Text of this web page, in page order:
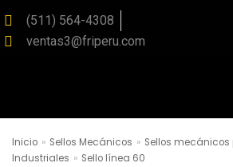
Saltar
(511) 564-4308
ventas3@friperu.com
Inicio » Sellos Mecánicos » Sellos
Industriales » Sello línea 60